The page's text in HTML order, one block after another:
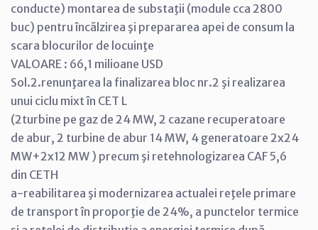
conducte) montarea de substaţii (module cca 2800
buc) pentru încălzirea şi prepararea apei de consum la
scara blocurilor de locuinţe
VALOARE : 66,1 milioane USD
Sol.2.renunţarea la finalizarea bloc nr.2 şi realizarea
unui ciclu mixt în CET L
(2turbine pe gaz de 24 MW, 2 cazane recuperatoare
de abur, 2 turbine de abur 14 MW, 4 generatoare 2x24
MW+2x12 MW ) precum şi retehnologizarea CAF 5,6
din CETH
a-reabilitarea şi modernizarea actualei reţele primare
de transport în proporţie de 24%, a punctelor termice